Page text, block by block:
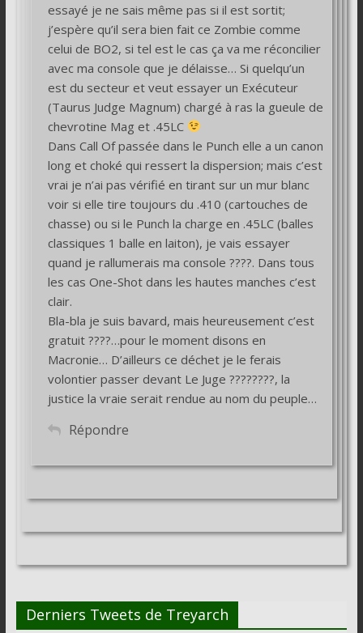
essayé je ne sais même pas si il est sortit;
j’espère qu’il sera bien fait ce Zombie comme
celui de BO2, si tel est le cas ça va me réconcilier
avec ma console que je délaisse… Si quelqu’un
est du secteur et veut essayer un Exécuteur
(Taurus Judge Magnum) chargé à ras la gueule de
chevrotine Mag et .45LC
Dans Call Of passée dans le Punch elle a un canon
long et choké qui ressert la dispersion; mais c’est
vrai je n’ai pas vérifié en tirant sur un mur blanc
voir si elle tire toujours du .410 (cartouches de
chasse) ou si le Punch la charge en .45LC (balles
classiques 1 balle en laiton), je vais essayer
quand je rallumerais ma console ????. Dans tous
les cas One-Shot dans les hautes manches c’est
clair.
Bla-bla je suis bavard, mais heureusement c’est
gratuit ????…pour le moment disons en
Macronie… D’ailleurs ce déchet je le ferais
volontier passer devant Le Juge ????????, la
justice la vraie serait rendue au nom du peuple…
Répondre
Derniers Tweets de Treyarch